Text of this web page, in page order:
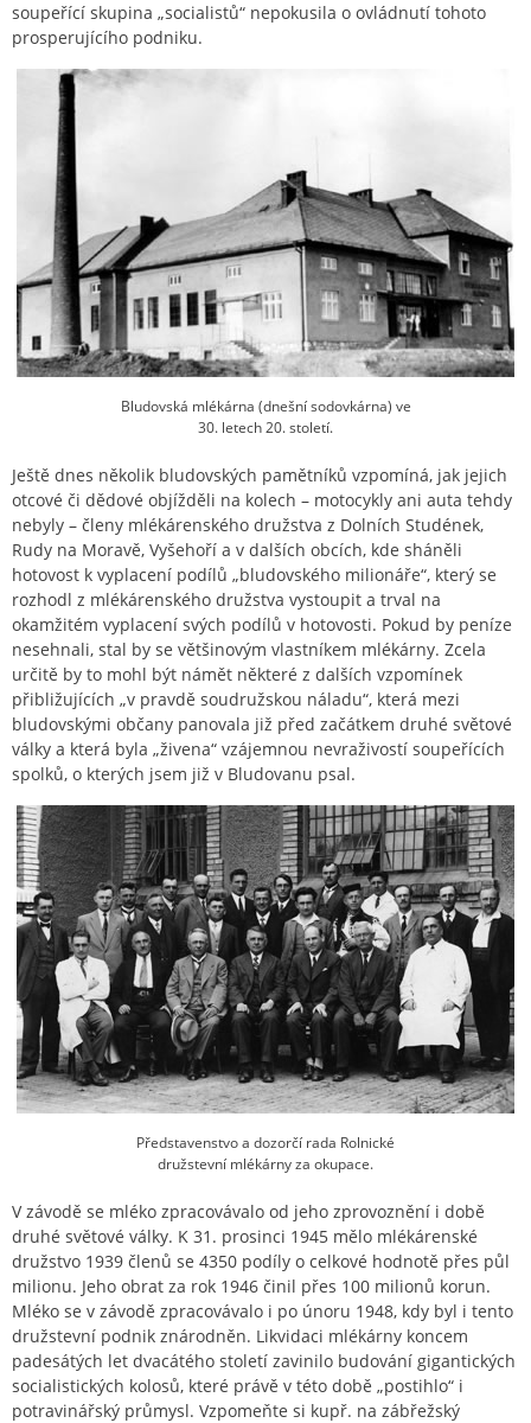
soupeřící skupina „socialistů“ nepokusila o ovládnutí tohoto
prosperujícího podniku.
Bludovská mlékárna (dnešní sodovkárna) ve
30. letech 20. století.
Ještě dnes několik bludovských pamětníků vzpomíná, jak jejich
otcové či dědové objížděli na kolech – motocykly ani auta tehdy
nebyly – členy mlékárenského družstva z Dolních Studének,
Rudy na Moravě, Vyšehoří a v dalších obcích, kde sháněli
hotovost k vyplacení podílů „bludovského milionáře“, který se
rozhodl z mlékárenského družstva vystoupit a trval na
okamžitém vyplacení svých podílů v hotovosti. Pokud by peníze
nesehnali, stal by se většinovým vlastníkem mlékárny. Zcela
určitě by to mohl být námět některé z dalších vzpomínek
přibližujících „v pravdě soudružskou náladu“, která mezi
bludovskými občany panovala již před začátkem druhé světové
války a která byla „živena“ vzájemnou nevraživostí soupeřících
spolků, o kterých jsem již v Bludovanu psal.
Představenstvo a dozorčí rada Rolnické
družstevní mlékárny za okupace.
V závodě se mléko zpracovávalo od jeho zprovoznění i době
druhé světové války. K 31. prosinci 1945 mělo mlékárenské
družstvo 1939 členů se 4350 podíly o celkové hodnotě přes půl
milionu. Jeho obrat za rok 1946 činil přes 100 milionů korun.
Mléko se v závodě zpracovávalo i po únoru 1948, kdy byl i tento
družstevní podnik znárodněn. Likvidaci mlékárny koncem
padesátých let dvacátého století zavinilo budování gigantických
socialistických kolosů, které právě v této době „postihlo“ i
potravinářský průmysl. Vzpomeňte si kupř. na zábřežský